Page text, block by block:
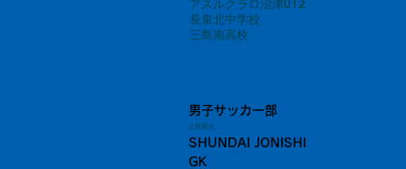
アスルクラロ沼津U12
長泉北中学校
三島南高校
男子サッカー部
上西 駿大
SHUNDAI JONISHI
GK